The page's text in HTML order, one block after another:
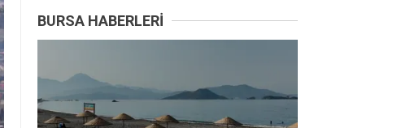
BURSA HABERLERI